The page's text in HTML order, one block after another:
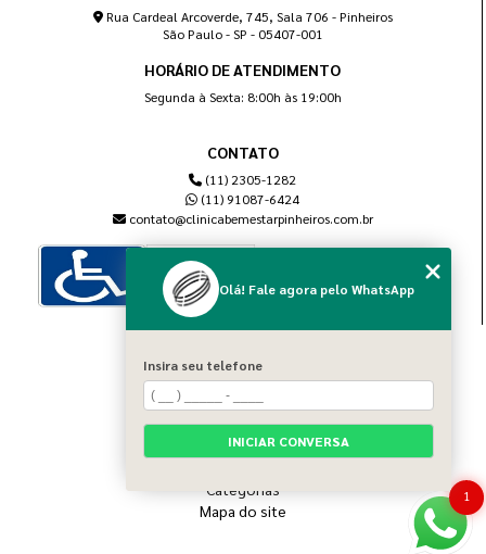
Rua Cardeal Arcoverde, 745, Sala 706 - Pinheiros
São Paulo - SP - 05407-001
HORÁRIO DE ATENDIMENTO
Segunda à Sexta: 8:00h às 19:00h
CONTATO
(11) 2305-1282
(11) 91087-6424
contato@clinicabemestarpinheiros.com.br
Home
Sobre nós
Blog
Serviços
Categorias
Mapa do site
1
Olá! Fale agora pelo WhatsApp
Insira seu telefone
INICIAR CONVERSA